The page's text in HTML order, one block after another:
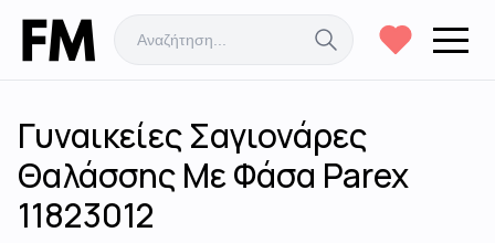
Γυναικείες Σαγιονάρες
Θαλάσσης Με Φάσα Parex
11823012